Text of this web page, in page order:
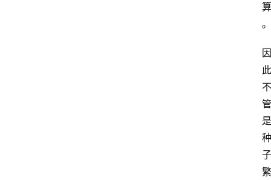
算
。
因
此
不
管
是
种
子
繁